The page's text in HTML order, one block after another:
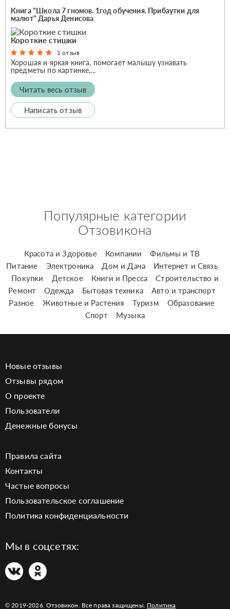
Книга "Школа 7 гномов. 1год обучения. Прибаутки для
малют" Дарья Денисова
Короткие стишки
1 отзыв
Хорошая и яркая книга, помогает малышу узнавать
предметы по картинке,...
Читать весь отзыв
Написать отзыв
Популярные категории
Отзовикона
Красота и Здоровье Компании
Фильмы и ТВ
Питание
Электроника Дом и Дача
Интернет и Связь
Покупки
Детское Книги и Пресса
Строительство и
Ремонт
Одежда Бытовая техника
Авто и транспорт
Разное
Животные и Растения Туризм
Образование
Спорт
Музыка
Новые отзывы
Отзывы рядом
О проекте
Пользователи
Денежные бонусы
Правила сайта
Контакты
Частые вопросы
Пользовательское соглашение
Политика конфиденциальности
Мы в соцсетях:
© 2019-2026. Отзовикон. Все права защищены. Политика